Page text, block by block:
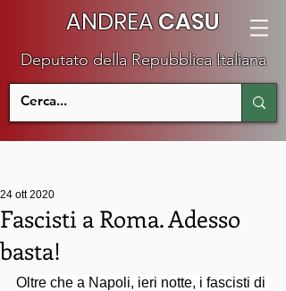
ANDREACASU
Deputato della Repubblica Italiana
Fascisti a Roma. Adesso
basta!
24 ott 2020
Oltre che a Napoli, ieri notte, i fascisti di